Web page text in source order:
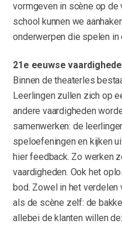
vormgeven in scène op de
school kunnen we
onderwerpen die spelen
21 e eeuwse
Binnen de theaterles
Leerlingen zullen zich op
andere vaardigheden
samenwerken: de
speloefeningen en kijken
hier feedback. Zo werken
vaardigheden. Ook het
bod. Zowel in het verdelen
als de scène zelf: de
allebei de klanten willen